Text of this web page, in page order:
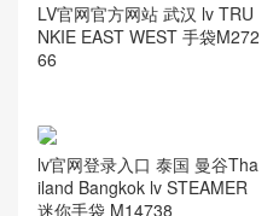
LV官网官方网站 武汉 lv TRU
NKIE EAST WEST 手袋M272
66
lv官网登录入口 泰国 曼谷Tha
iland Bangkok lv STEAMER
迷你手袋 M14738